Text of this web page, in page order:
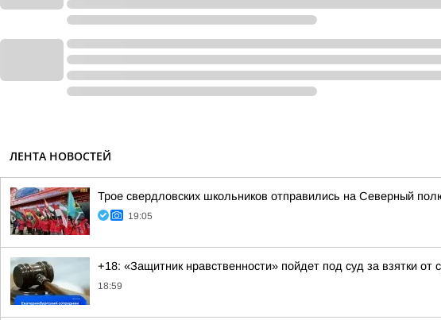
ЛЕНТА НОВОСТЕЙ
Трое свердловских школьников отправились на Северный
19:05
+18: «Защитник нравственности» пойдет под суд за взятки от
18:59